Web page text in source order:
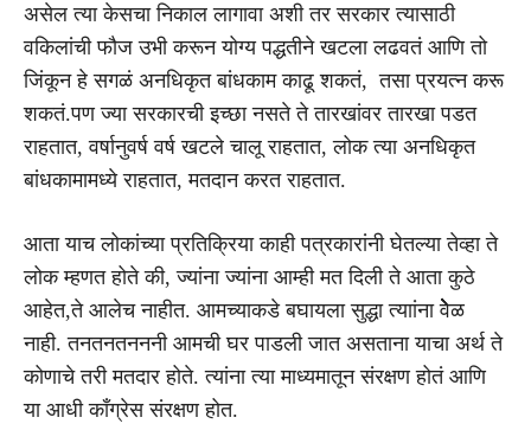
असेल त्या केसचा निकाल लागावा अशी तर सरकार त्यासाठी
वकिलांची फौज उभी करून योग्य पद्धतीने खटला लढवतं आणि तो
जिंकून हे सगळं अनधिकृत बांधकाम काढू शकतं, तसा प्रयत्न करू
शकतं.पण ज्या सरकारची इच्छा नसते ते तारखांवर तारखा पडत
राहतात, वर्षानुवर्ष वर्ष खटले चालू राहतात, लोक त्या अनधिकृत
बांधकामामध्ये राहतात, मतदान करत राहतात.
आता याच लोकांच्या प्रतिक्रिया काही पत्रकारांनी घेतल्या तेव्हा ते
लोक म्हणत होते की, ज्यांना ज्यांना आम्ही मत दिली ते आता कुठे
आहेत,ते आलेच नाहीत. आमच्याकडे बघायला सुद्धा त्याांना वेेेेेळ
नाही. तनतनतनननी आमची घर पाडली जात असताना याचा अर्थ ते
कोणाचे तरी मतदार होते. त्यांना त्या माध्यमातून संरक्षण होतं आणि
या आधी काँग्रेस संरक्षण होत.